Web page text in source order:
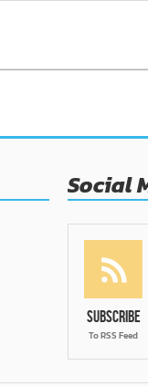
Social
Subscribe
To RSS Feed